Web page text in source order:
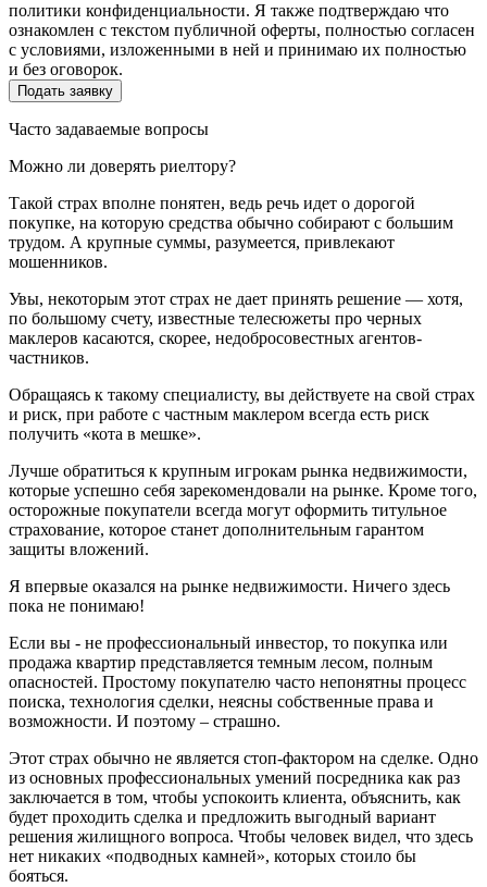
политики конфиденциальности. Я также подтверждаю что
ознакомлен с текстом публичной оферты, полностью согласен
с условиями, изложенными в ней и принимаю их полностью
и без оговорок.
Часто задаваемые вопросы
Можно ли доверять риелтору?
Такой страх вполне понятен, ведь речь идет о дорогой
покупке, на которую средства обычно собирают с большим
трудом. А крупные суммы, разумеется, привлекают
мошенников.
Увы, некоторым этот страх не дает принять решение — хотя,
по большому счету, известные телесюжеты про черных
маклеров касаются, скорее, недобросовестных агентов-
частников.
Обращаясь к такому специалисту, вы действуете на свой страх
и риск, при работе с частным маклером всегда есть риск
получить «кота в мешке».
Лучше обратиться к крупным игрокам рынка недвижимости,
которые успешно себя зарекомендовали на рынке. Кроме того,
осторожные покупатели всегда могут оформить титульное
страхование, которое станет дополнительным гарантом
защиты вложений.
Я впервые оказался на рынке недвижимости. Ничего здесь
пока не понимаю!
Если вы - не профессиональный инвестор, то покупка или
продажа квартир представляется темным лесом, полным
опасностей. Простому покупателю часто непонятны процесс
поиска, технология сделки, неясны собственные права и
возможности. И поэтому – страшно.
Этот страх обычно не является стоп-фактором на сделке. Одно
из основных профессиональных умений посредника как раз
заключается в том, чтобы успокоить клиента, объяснить, как
будет проходить сделка и предложить выгодный вариант
решения жилищного вопроса. Чтобы человек видел, что здесь
нет никаких «подводных камней», которых стоило бы
бояться.